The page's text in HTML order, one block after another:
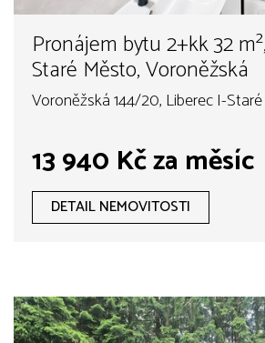
Pronájem bytu 2+kk 32
Staré Město, Voroněžská
Voroněžská 144/20, Liberec I-
13 940 Kč za měsíc
DETAIL NEMOVITOSTI